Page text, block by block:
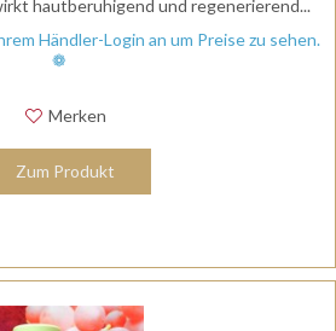
hautberuhigend und regenerierend...
Händler-Login an um Preise zu sehen.
❁
Merken
Zum Produkt